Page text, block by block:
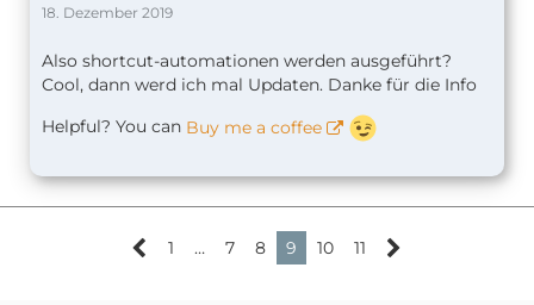
18. Dezember 2019
Also shortcut-automationen werden ausgeführt?
Cool, dann werd ich mal Updaten. Danke für die Info
Helpful? You can Buy me a coffee
1 … 7 8 9 10 11